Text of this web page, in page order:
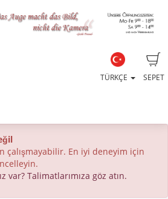
SEPET
TÜRKÇE
çalışmayabilir. En iyi deneyim için
var? Talimatlarımıza göz atın.